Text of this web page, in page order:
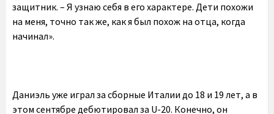
защитник. – Я узнаю себя в его характере. Дети похожи
на меня, точно так же, как я был похож на отца, когда
начинал».
Даниэль уже играл за сборные Италии до 18 и 19 лет, а в
этом сентябре дебютировал за U-20. Конечно, он